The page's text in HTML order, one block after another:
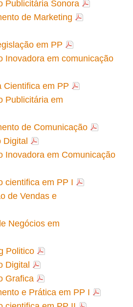
Publicitária Sonora
de Marketing
em PP
Inovadora em comunicação
Cientifica em PP
Publicitária em
de Comunicação
Inovadora em Comunicação
cientifica em PP I
de Vendas e
Negócios em
Politico
Digital
Grafica
e Prática em PP I